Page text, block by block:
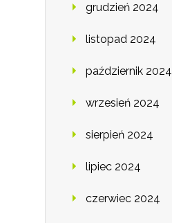
grudzień 2024
listopad 2024
październik 2024
wrzesień 2024
sierpień 2024
lipiec 2024
czerwiec 2024